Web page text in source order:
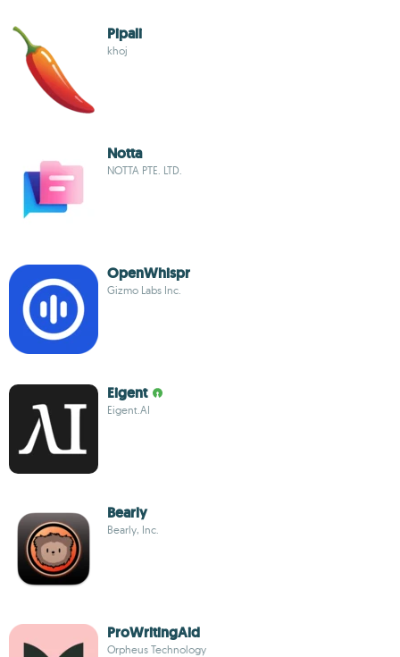
Pipali
khoj
Notta
NOTTA PTE. LTD.
OpenWhispr
Gizmo Labs Inc.
Eigent
Eigent.AI
Bearly
Bearly, Inc.
ProWritingAid
Orpheus Technology